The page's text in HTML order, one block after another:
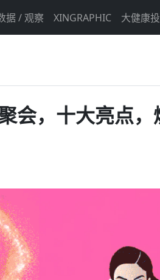
据 / 观察 XINGRAPHIC 大健康
会，十大亮点，